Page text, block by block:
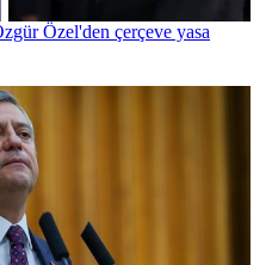
Özel'den çerçeve yasa